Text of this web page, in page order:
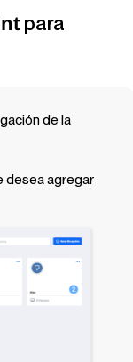
para
de la
desea agregar